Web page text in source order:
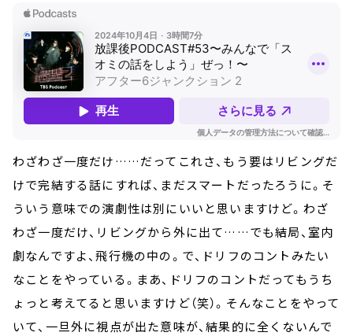
わざわざ一度だけ……だってこれさ、もう要はリビングだ
けで完結する話にすれば、まだスマートだったろうに。そ
ういう意味での演劇性は別にいいと思いますけど。わざ
わざ一度だけ、リビングから外に出て……でも結局、室内
劇なんですよ、飛行機の中の。で、ドリフのコントみたい
なことをやっている。まあ、ドリフのコントだってもうち
ょっと考えてると思いますけど（笑）。そんなことをやって
いて、一旦外に視点が出た意味が、結果的に全くないんで